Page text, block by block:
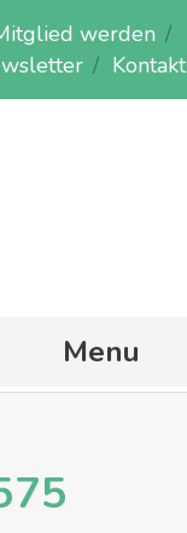
werden
Kontakt
Menu